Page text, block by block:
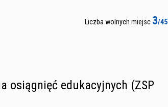
Liczba wolnych miejsc 3/45
osiągnięć edukacyjnych (ZSP